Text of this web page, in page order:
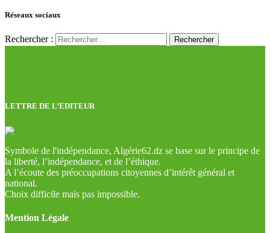
Réseaux sociaux
Rechercher :
LETTRE DE L’EDITEUR
Symbole de l'indépendance, Algérie62.dz se base sur le principe de
la liberté, l’indépendance, et de l’éthique.
A l’écoute des préoccupations citoyennes d’intérêt général et
national.
Choix difficile mais pas impossible.
Mention Légale